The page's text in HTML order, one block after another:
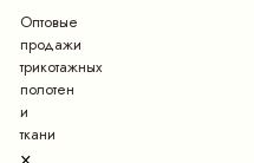
Оптовые
продажи
трикотажных
полотен
и
ткани